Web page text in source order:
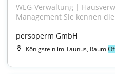
WEG-Verwaltung |
Management Sie kennen
persoperm GmbH
Königstein im Taunus, Raum